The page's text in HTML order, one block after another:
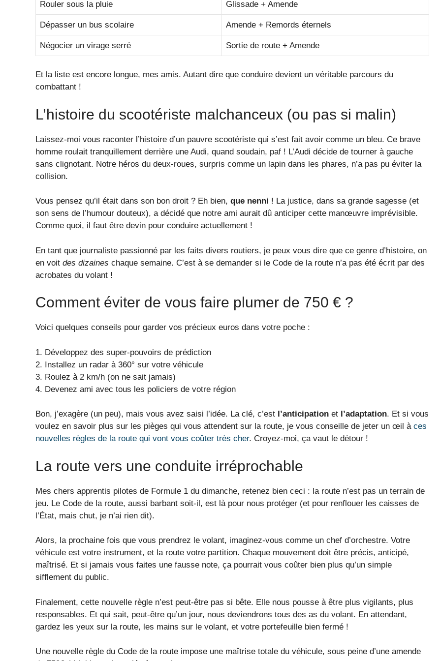
Rouler sous la pluie Glissade + Amende
Dépasser un bus scolaire Amende + Remords éternels
Négocier un virage serré Sortie de route + Amende
Et la liste est encore longue, mes amis. Autant dire que conduire devient un véritable parcours du
combattant !
L’histoire du scootériste malchanceux (ou pas si malin)
Laissez-moi vous raconter l’histoire d’un pauvre scootériste qui s’est fait avoir comme un bleu. Ce brave
homme roulait tranquillement derrière une Audi, quand soudain, paf ! L’Audi décide de tourner à gauche
sans clignotant. Notre héros du deux-roues, surpris comme un lapin dans les phares, n’a pas pu éviter la
collision.
Vous pensez qu’il était dans son bon droit ? Eh bien, que nenni ! La justice, dans sa grande sagesse (et
son sens de l’humour douteux), a décidé que notre ami aurait dû anticiper cette manœuvre imprévisible.
Comme quoi, il faut être devin pour conduire actuellement !
En tant que journaliste passionné par les faits divers routiers, je peux vous dire que ce genre d’histoire, on
en voit des dizaines chaque semaine. C’est à se demander si le Code de la route n’a pas été écrit par des
acrobates du volant !
Comment éviter de vous faire plumer de 750 € ?
Voici quelques conseils pour garder vos précieux euros dans votre poche :
1. Développez des super-pouvoirs de prédiction
2. Installez un radar à 360° sur votre véhicule
3. Roulez à 2 km/h (on ne sait jamais)
4. Devenez ami avec tous les policiers de votre région
Bon, j’exagère (un peu), mais vous avez saisi l’idée. La clé, c’est l’anticipation et l’adaptation. Et si vous
voulez en savoir plus sur les pièges qui vous attendent sur la route, je vous conseille de jeter un œil à ces
nouvelles règles de la route qui vont vous coûter très cher. Croyez-moi, ça vaut le détour !
La route vers une conduite irréprochable
Mes chers apprentis pilotes de Formule 1 du dimanche, retenez bien ceci : la route n’est pas un terrain de
jeu. Le Code de la route, aussi barbant soit-il, est là pour nous protéger (et pour renflouer les caisses de
l’État, mais chut, je n’ai rien dit).
Alors, la prochaine fois que vous prendrez le volant, imaginez-vous comme un chef d’orchestre. Votre
véhicule est votre instrument, et la route votre partition. Chaque mouvement doit être précis, anticipé,
maîtrisé. Et si jamais vous faites une fausse note, ça pourrait vous coûter bien plus qu’un simple
sifflement du public.
Finalement, cette nouvelle règle n’est peut-être pas si bête. Elle nous pousse à être plus vigilants, plus
responsables. Et qui sait, peut-être qu’un jour, nous deviendrons tous des as du volant. En attendant,
gardez les yeux sur la route, les mains sur le volant, et votre portefeuille bien fermé !
Une nouvelle règle du Code de la route impose une maîtrise totale du véhicule, sous peine d’une amende